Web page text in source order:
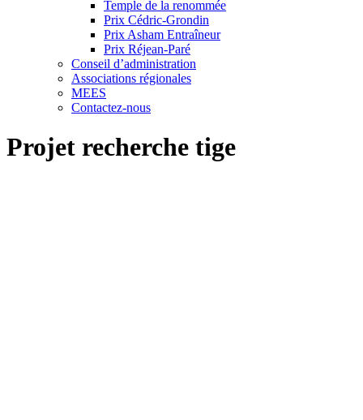
Temple de la renommée
Prix Cédric-Grondin
Prix Asham Entraîneur
Prix Réjean-Paré
Conseil d’administration
Associations régionales
MEES
Contactez-nous
Projet recherche tige